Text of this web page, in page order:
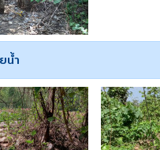
น้ำ